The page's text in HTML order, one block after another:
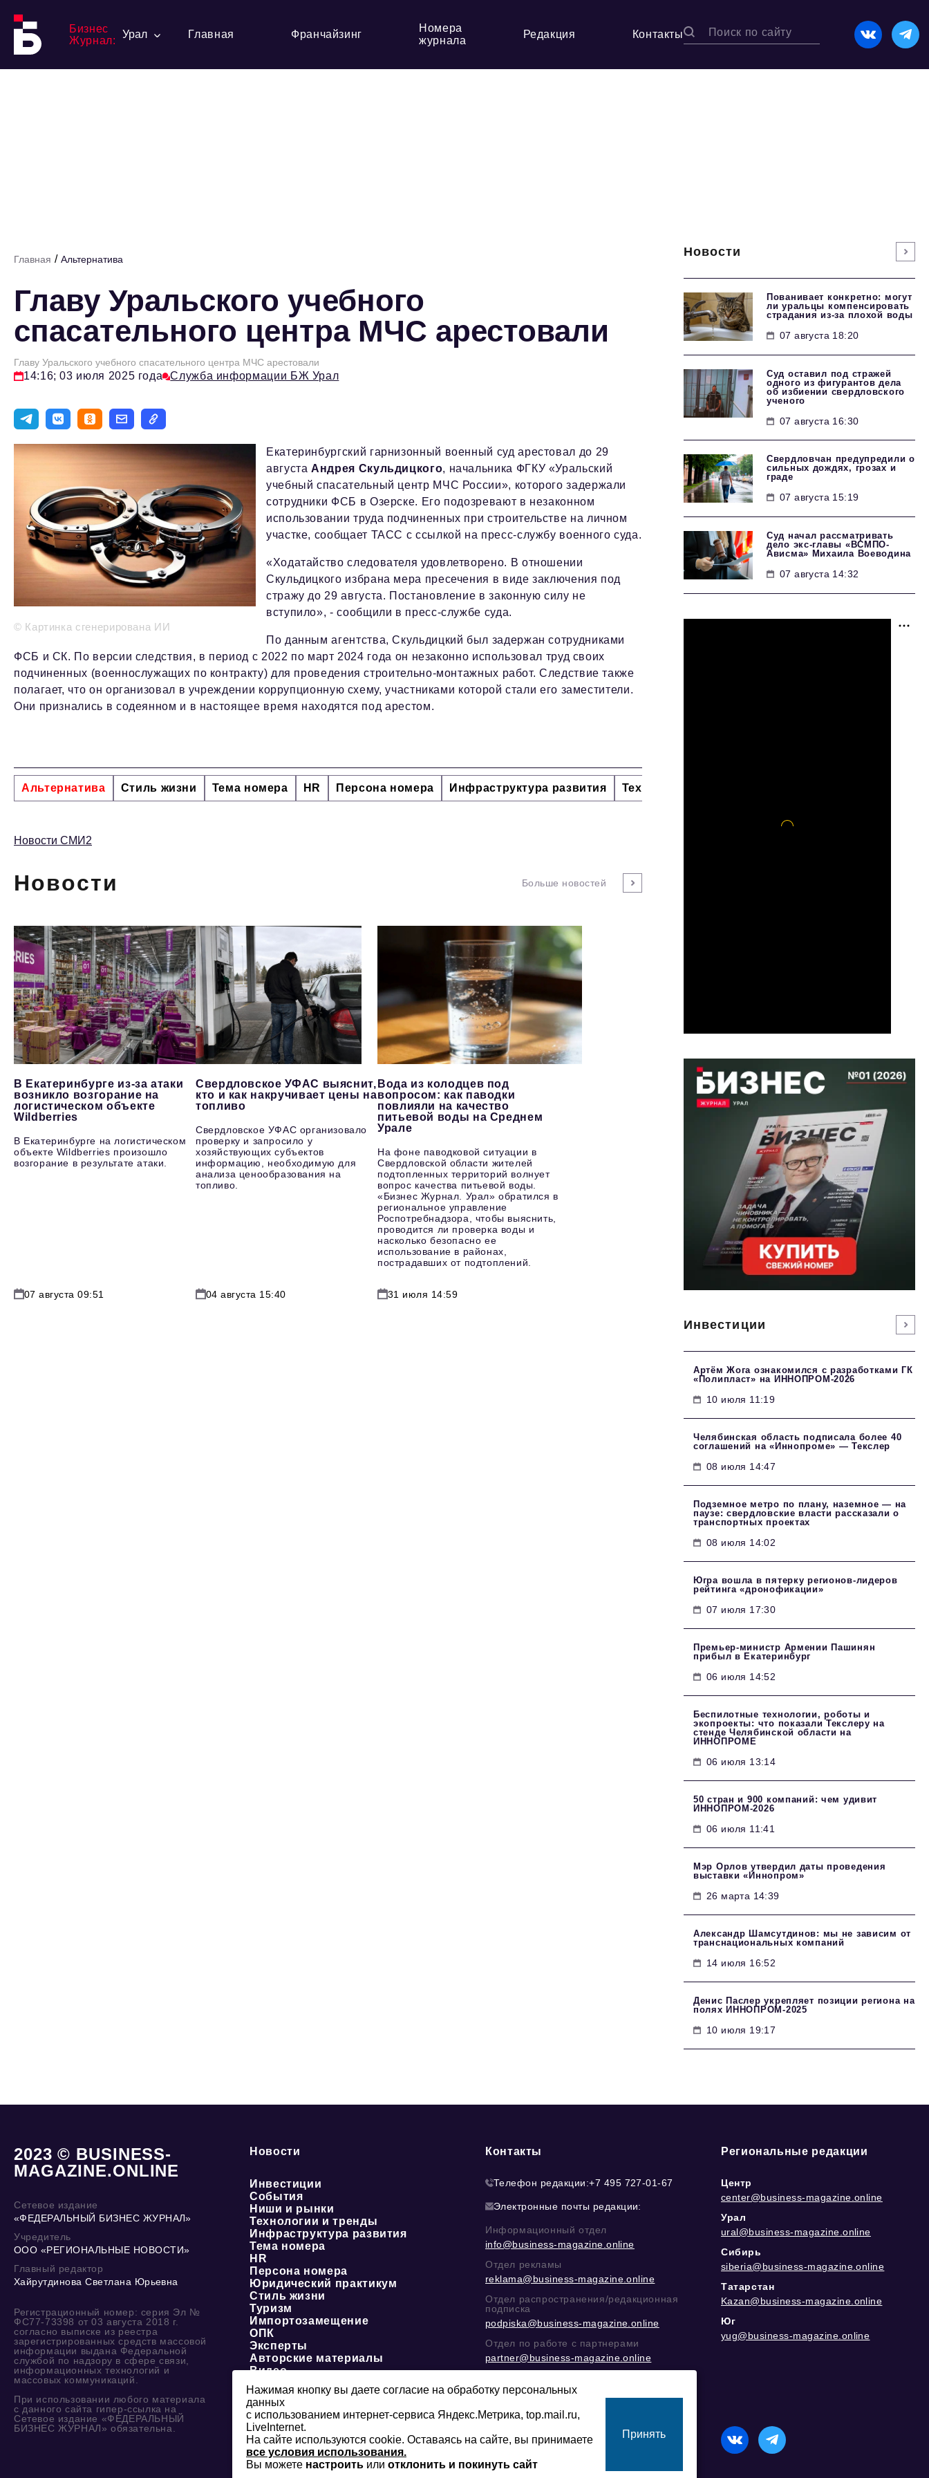
Бизнес
Журнал:
Урал Главная Франчайзинг
Номера
журнала
Редакция Контакты
Главная / Альтернатива
Главу Уральского учебного
спасательного центра МЧС арестовали
Главу Уральского учебного спасательного центра МЧС арестовали
14:16; 03 июля 2025 года Служба информации БЖ Урал
© Картинка сгенерирована ИИ
Екатеринбургский гарнизонный военный суд арестовал до 29
августаАндрея Скульдицкого, начальника ФГКУ «Уральский
учебный спасательный центр МЧС России», которого задержали
сотрудники ФСБ в Озерске. Его подозревают в незаконном
использовании труда подчиненных при строительстве на личном
участке, сообщает ТАСС с ссылкой на пресс-службу военного суда.
«Ходатайство следователя удовлетворено. В отношении
Скульдицкого избрана мера пресечения в виде заключения под
стражу до 29 августа. Постановление в законную силу не
вступило», - сообщили в пресс-службе суда.
По данным агентства, Скульдицкий был задержан сотрудниками
ФСБ и СК. По версии следствия, в период с 2022 по март 2024 года он незаконно использовал труд своих
подчиненных (военнослужащих по контракту) для проведения строительно-монтажных работ. Следствие также
полагает, что он организовал в учреждении коррупционную схему, участниками которой стали его заместители.
Они признались в содеянном и в настоящее время находятся под арестом.
Альтернатива Стиль жизни Тема номера HR Персона номера Инфраструктура развития Технологии и тренды
Новости СМИ2
Новости Больше новостей
В Екатеринбурге из-за атаки
возникло возгорание на
логистическом объекте
Wildberries
В Екатеринбурге на логистическом
объекте Wildberries произошло
возгорание в результате атаки.
07 августа 09:51
Свердловское УФАС выяснит,
кто и как накручивает цены на
топливо
Свердловское УФАС организовало
проверку и запросило у
хозяйствующих субъектов
информацию, необходимую для
анализа ценообразования на
топливо.
04 августа 15:40
Вода из колодцев под
вопросом: как паводки
повлияли на качество
питьевой воды на Среднем
Урале
На фоне паводковой ситуации в
Свердловской области жителей
подтопленных территорий волнует
вопрос качества питьевой воды.
«Бизнес Журнал. Урал» обратился в
региональное управление
Роспотребнадзора, чтобы выяснить,
проводится ли проверка воды и
насколько безопасно ее
использование в районах,
пострадавших от подтоплений.
31 июля 14:59
Новости
Пованивает конкретно: могут
ли уральцы компенсировать
страдания из-за плохой воды
07 августа 18:20
Суд оставил под стражей
одного из фигурантов дела
об избиении свердловского
ученого
07 августа 16:30
Свердловчан предупредили о
сильных дождях, грозах и
граде
07 августа 15:19
Суд начал рассматривать
дело экс-главы «ВСМПО-
Ависма» Михаила Воеводина
07 августа 14:32
Инвестиции
Артём Жога ознакомился с разработками ГК
«Полипласт» на ИННОПРОМ-2026
10 июля 11:19
Челябинская область подписала более 40
соглашений на «Иннопроме» — Текслер
08 июля 14:47
Подземное метро по плану, наземное — на
паузе: свердловские власти рассказали о
транспортных проектах
08 июля 14:02
Югра вошла в пятерку регионов-лидеров
рейтинга «дронофикации»
07 июля 17:30
Премьер-министр Армении Пашинян
прибыл в Екатеринбург
06 июля 14:52
Беспилотные технологии, роботы и
экопроекты: что показали Текслеру на
стенде Челябинской области на
ИННОПРОМЕ
06 июля 13:14
50 стран и 900 компаний: чем удивит
ИННОПРОМ‑2026
06 июля 11:41
Мэр Орлов утвердил даты проведения
выставки «Иннопром»
26 марта 14:39
Александр Шамсутдинов: мы не зависим от
транснациональных компаний
14 июля 16:52
Денис Паслер укрепляет позиции региона на
полях ИННОПРОМ-2025
10 июля 19:17
2023 © BUSINESS-
MAGAZINE.ONLINE
Сетевое издание
«ФЕДЕРАЛЬНЫЙ БИЗНЕС ЖУРНАЛ»
Учредитель
ООО «РЕГИОНАЛЬНЫЕ НОВОСТИ»
Главный редактор
Хайрутдинова Светлана Юрьевна
Регистрационный номер: серия Эл №
ФС77-73398 от 03 августа 2018 г.
согласно выписке из реестра
зарегистрированных средств массовой
информации выдана Федеральной
службой по надзору в сфере связи,
информационных технологий и
массовых коммуникаций.
При использовании любого материала
с данного сайта гипер-ссылка на
Сетевое издание «ФЕДЕРАЛЬНЫЙ
БИЗНЕС ЖУРНАЛ» обязательна.
Новости
Инвестиции
События
Ниши и рынки
Технологии и тренды
Инфраструктура развития
Тема номера
HR
Персона номера
Юридический практикум
Стиль жизни
Туризм
Импортозамещение
ОПК
Эксперты
Авторские материалы
Видео
Контакты
Телефон редакции:+7 495 727-01-67
Электронные почты редакции:
Информационный отдел
info@business-magazine.online
Отдел рекламы
reklama@business-magazine.online
Отдел распространения/редакционная
подписка
podpiska@business-magazine.online
Отдел по работе с партнерами
partner@business-magazine.online
@mazovилиMAX
16+
Сайт может содержать контент, не предназначенный для лиц
младше 16-ти лет.
Региональные редакции
Центр
center@business-magazine.online
Урал
ural@business-magazine.online
Сибирь
siberia@business-magazine.online
Татарстан
Kazan@business-magazine.online
Юг
yug@business-magazine.online
Нажимая кнопку вы даете согласие на обработку персональных
данных
с использованием интернет-сервиса Яндекс.Метрика, top.mail.ru,
LiveInternet.
На сайте используются cookie. Оставаясь на сайте, вы принимаете
все условия использования.
Вы можете настроить или отклонить и покинуть сайт
Принять